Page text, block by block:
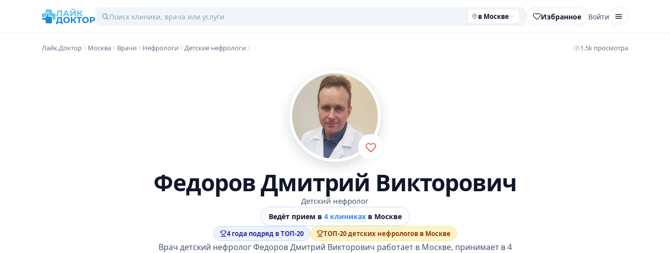
в Москве Избранное Войти
Лайк.Доктор Москва Врачи Нефрологи Детские нефрологи 1.5k просмотра
Федоров Дмитрий Викторович
Детский нефролог
Ведёт прием в 4 клиникахв Москве
4 года подряд в ТОП-20 ТОП-20 детских нефрологов в Москве
Врач детский нефролог Федоров Дмитрий Викторович работает в Москве, принимает в 4